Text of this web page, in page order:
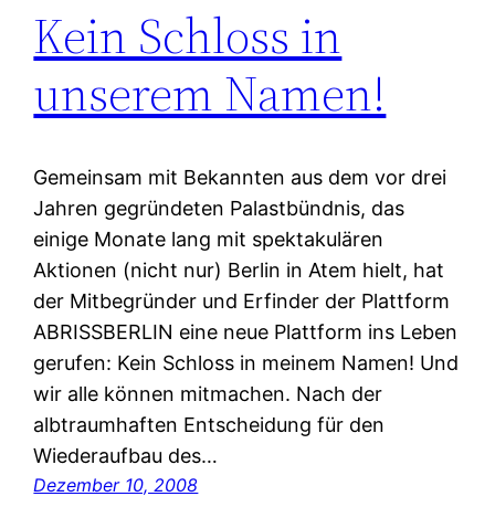
Kein Schloss in
unserem Namen!
Gemeinsam mit Bekannten aus dem vor drei
Jahren gegründeten Palastbündnis, das
einige Monate lang mit spektakulären
Aktionen (nicht nur) Berlin in Atem hielt, hat
der Mitbegründer und Erfinder der Plattform
ABRISSBERLIN eine neue Plattform ins Leben
gerufen: Kein Schloss in meinem Namen! Und
wir alle können mitmachen. Nach der
albtraumhaften Entscheidung für den
Wiederaufbau des…
Dezember 10, 2008